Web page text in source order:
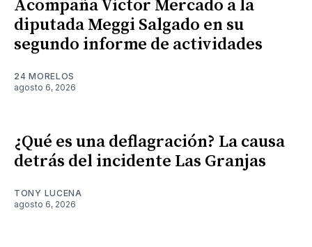
Acompaña Víctor Mercado a la
diputada Meggi Salgado en su
segundo informe de actividades
24 MORELOS
agosto 6, 2026
¿Qué es una deflagración? La causa
detrás del incidente Las Granjas
TONY LUCENA
agosto 6, 2026